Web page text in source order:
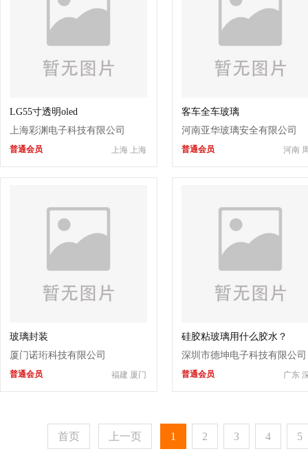
LG55寸透明oled
上海彩渊电子科技有限公司
上海 上海
普通会员
客车全车玻璃
河南亚华玻璃安全有限公司
河南
普通会员
玻璃封装
厦门诺珩科技有限公司
福建 厦门
普通会员
硅胶粘玻璃用什么胶水？
深圳市德坤电子科技有限公司
广东
普通会员
首页 上一页 1 2 3 4 5